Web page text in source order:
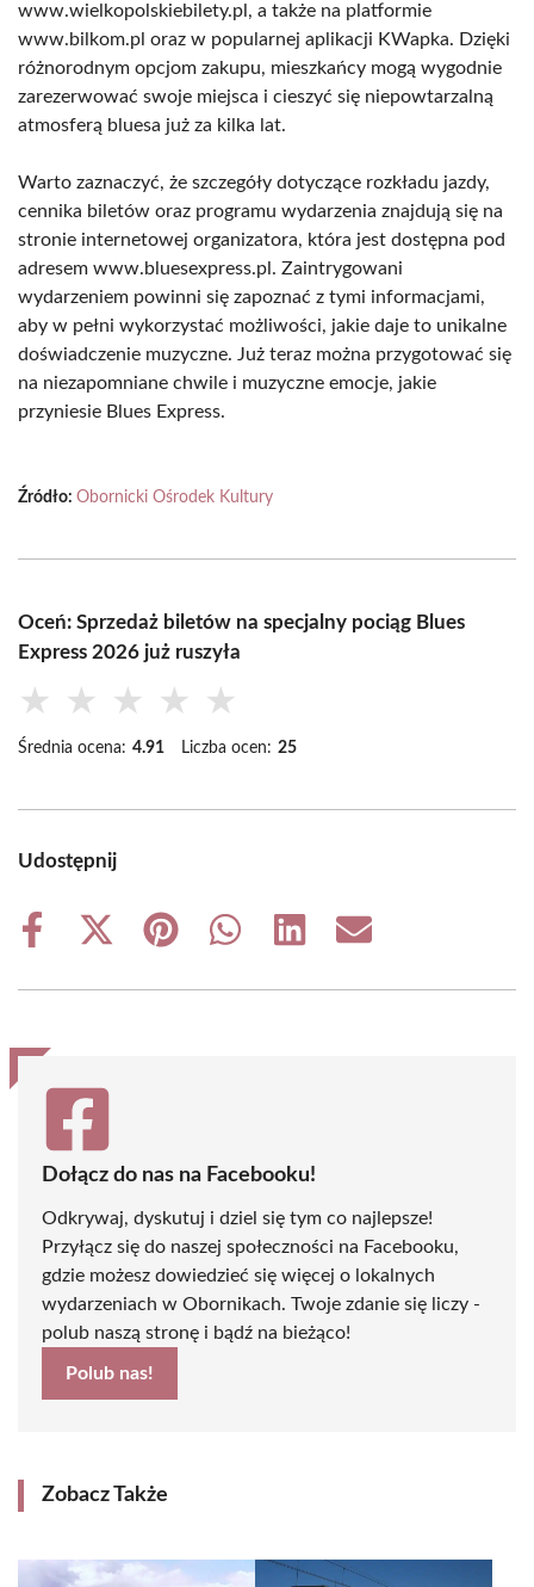
www.wielkopolskiebilety.pl, a także na platformie
www.bilkom.pl oraz w popularnej aplikacji KWapka. Dzięki
różnorodnym opcjom zakupu, mieszkańcy mogą wygodnie
zarezerwować swoje miejsca i cieszyć się niepowtarzalną
atmosferą bluesa już za kilka lat.
Warto zaznaczyć, że szczegóły dotyczące rozkładu jazdy,
cennika biletów oraz programu wydarzenia znajdują się na
stronie internetowej organizatora, która jest dostępna pod
adresem www.bluesexpress.pl. Zaintrygowani
wydarzeniem powinni się zapoznać z tymi informacjami,
aby w pełni wykorzystać możliwości, jakie daje to unikalne
doświadczenie muzyczne. Już teraz można przygotować się
na niezapomniane chwile i muzyczne emocje, jakie
przyniesie Blues Express.
Źródło: Obornicki Ośrodek Kultury
Oceń: Sprzedaż biletów na specjalny pociąg Blues
Express 2026 już ruszyła
★ ★ ★ ★ ★
Średnia ocena: 4.91 Liczba ocen: 25
Udostępnij
Share
Share
(Twitter)
Share
Share
Share
Share
Dołącz do nas na Facebooku!
Odkrywaj, dyskutuj i dziel się tym co najlepsze!
Przyłącz się do naszej społeczności na Facebooku,
gdzie możesz dowiedzieć się więcej o lokalnych
wydarzeniach w Obornikach. Twoje zdanie się liczy -
polub naszą stronę i bądź na bieżąco!
Polub nas!
Zobacz Także